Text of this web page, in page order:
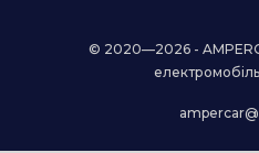
© 2020—2026 -